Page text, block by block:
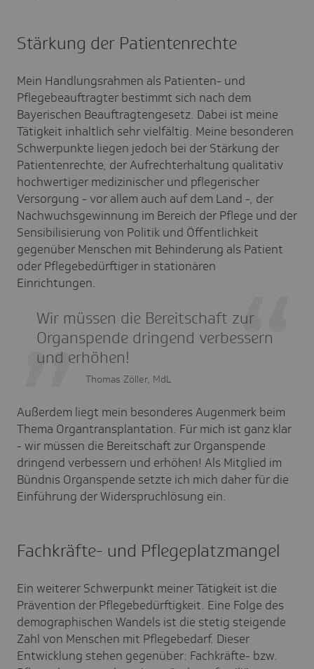
Stärkung der Patientenrechte
Mein Handlungsrahmen als Patienten- und
Pflegebeauftragter bestimmt sich nach dem
Bayerischen Beauftragtengesetz. Dabei ist meine
Tätigkeit inhaltlich sehr vielfältig. Meine besonderen
Schwerpunkte liegen jedoch bei der Stärkung der
Patientenrechte, der Aufrechterhaltung qualitativ
hochwertiger medizinischer und pflegerischer
Versorgung - vor allem auch auf dem Land -, der
Nachwuchsgewinnung im Bereich der Pflege und der
Sensibilisierung von Politik und Öffentlichkeit
gegenüber Menschen mit Behinderung als Patient
oder Pflegebedürftiger in stationären
Einrichtungen.
Wir müssen die Bereitschaft zur
Organspende dringend verbessern
und erhöhen!
Thomas Zöller, MdL
Außerdem liegt mein besonderes Augenmerk beim
Thema Organtransplantation. Für mich ist ganz klar
- wir müssen die Bereitschaft zur Organspende
dringend verbessern und erhöhen! Als Mitglied im
Bündnis Organspende setzte ich mich daher für die
Einführung der Widerspruchlösung ein.
Fachkräfte- und Pflegeplatzmangel
Ein weiterer Schwerpunkt meiner Tätigkeit ist die
Prävention der Pflegebedürftigkeit. Eine Folge des
demographischen Wandels ist die stetig steigende
Zahl von Menschen mit Pflegebedarf. Dieser
Entwicklung stehen gegenüber: Fachkräfte- bzw.